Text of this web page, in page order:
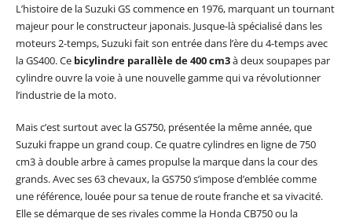
L’histoire de la Suzuki GS commence en 1976, marquant un tournant
majeur pour le constructeur japonais. Jusque-là spécialisé dans les
moteurs 2-temps, Suzuki fait son entrée dans l’ère du 4-temps avec
la GS400. Ce bicylindre parallèle de 400 cm3à deux soupapes par
cylindre ouvre la voie à une nouvelle gamme qui va révolutionner
l’industrie de la moto.
Mais c’est surtout avec la GS750, présentée la même année, que
Suzuki frappe un grand coup. Ce quatre cylindres en ligne de 750
cm3 à double arbre à cames propulse la marque dans la cour des
grands. Avec ses 63 chevaux, la GS750 s’impose d’emblée comme
une référence, louée pour sa tenue de route franche et sa vivacité.
Elle se démarque de ses rivales comme la Honda CB750 ou la